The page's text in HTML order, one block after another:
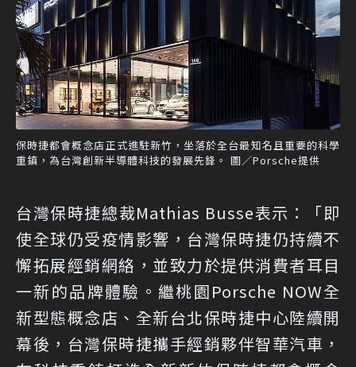
保時捷都會概念店正式進駐新竹，坐落於全台最知名且重要的科學
重鎮，為台灣創新半導體科技的發展先鋒。 圖／Porsche提供
台灣保時捷總裁Mathias Busse表示：「即
使全球仍受疫情影響，台灣保時捷仍持續不
懈拓展經銷網絡，並致力於提供消費者耳目
一新的品牌體驗。繼桃園Porsche NOW全
新型態概念店、全新台北保時捷中心陸續開
幕後，台灣保時捷攜手經銷夥伴智華汽車，